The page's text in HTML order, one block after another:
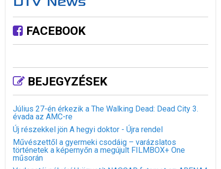
FACEBOOK
BEJEGYZÉSEK
Július 27-én érkezik a The Walking Dead: Dead City 3.
évada az AMC-re
Új részekkel jön A hegyi doktor - Újra rendel
Művészettől a gyermeki csodáig – varázslatos
történetek a képernyőn a megújult FILMBOX+ One
műsorán